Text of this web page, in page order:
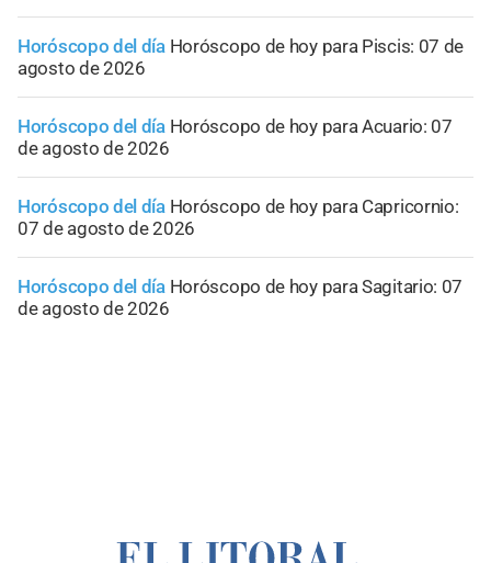
Horóscopo del día Horóscopo de hoy para Piscis: 07 de
agosto de 2026
Horóscopo del día Horóscopo de hoy para Acuario: 07
de agosto de 2026
Horóscopo del día Horóscopo de hoy para Capricornio:
07 de agosto de 2026
Horóscopo del día Horóscopo de hoy para Sagitario: 07
de agosto de 2026